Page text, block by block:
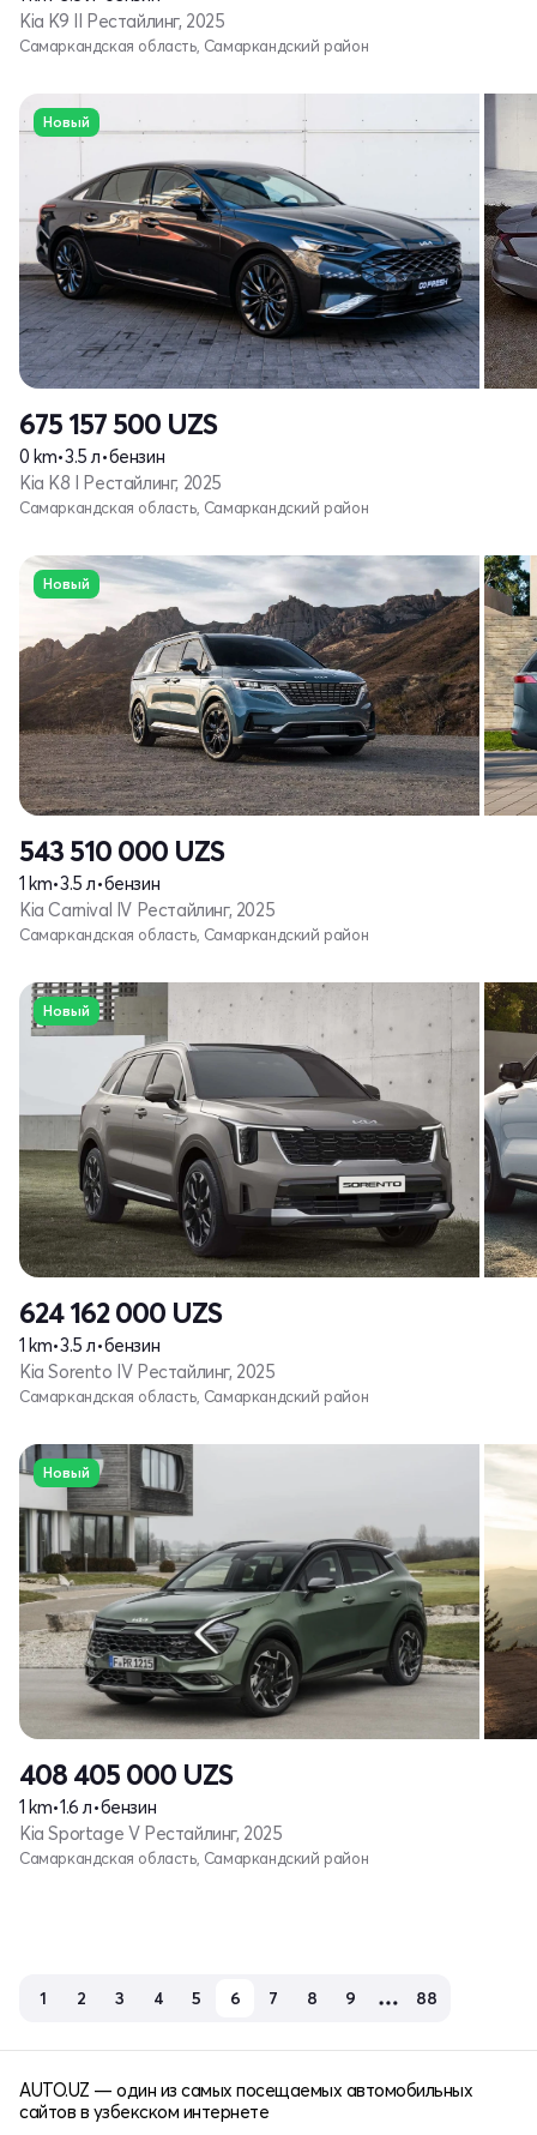
Kia K9 II Рестайлинг, 2025
Самаркандская область, Самаркандский район
Новый
675 157 500 UZS
0 km•3.5 л•бензин
Kia K8 I Рестайлинг, 2025
Самаркандская область, Самаркандский район
Новый
543 510 000 UZS
1 km•3.5 л•бензин
Kia Carnival IV Рестайлинг, 2025
Самаркандская область, Самаркандский район
Новый
624 162 000 UZS
1 km•3.5 л•бензин
Kia Sorento IV Рестайлинг, 2025
Самаркандская область, Самаркандский район
Новый
408 405 000 UZS
1 km•1.6 л•бензин
Kia Sportage V Рестайлинг, 2025
Самаркандская область, Самаркандский район
1 2 3 4 5 6 7 8 9 88
AUTO.UZ — один из самых посещаемых автомобильных
сайтов в узбекском интернете